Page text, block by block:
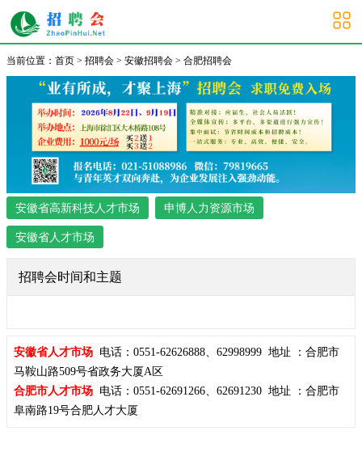
合肥招聘会
当前位置： 首页 > 招聘会 > 安徽招聘会 > 合肥招聘会
安徽省高新科技人才市场 申博人力资源市场
安徽省人才市场
招聘会时间和主题
安徽省人才市场 电话：0551-62626888、62998999 地址 ：合肥市
马鞍山路509号省政务大厦A区
合肥市人才市场 电话：0551-62691266、62691230 地址 ：合肥市
阜南路19号合肥人才大厦